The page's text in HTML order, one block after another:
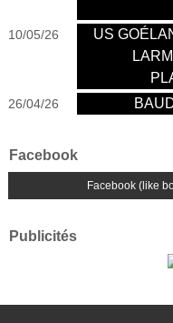
10/05/26
US
26/04/26
Facebook
Facebook (like
Publicités